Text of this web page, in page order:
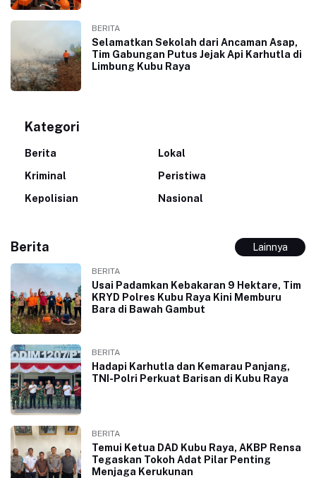
BERITA
Selamatkan Sekolah dari Ancaman Asap,
Tim Gabungan Putus Jejak Api Karhutla di
Limbung Kubu Raya
Kategori
Berita
Lokal
Kriminal
Peristiwa
Kepolisian
Nasional
Berita Lainnya
BERITA
Usai Padamkan Kebakaran 9 Hektare, Tim
KRYD Polres Kubu Raya Kini Memburu
Bara di Bawah Gambut
BERITA
Hadapi Karhutla dan Kemarau Panjang,
TNI-Polri Perkuat Barisan di Kubu Raya
BERITA
Temui Ketua DAD Kubu Raya, AKBP Rensa
Tegaskan Tokoh Adat Pilar Penting
Menjaga Kerukunan